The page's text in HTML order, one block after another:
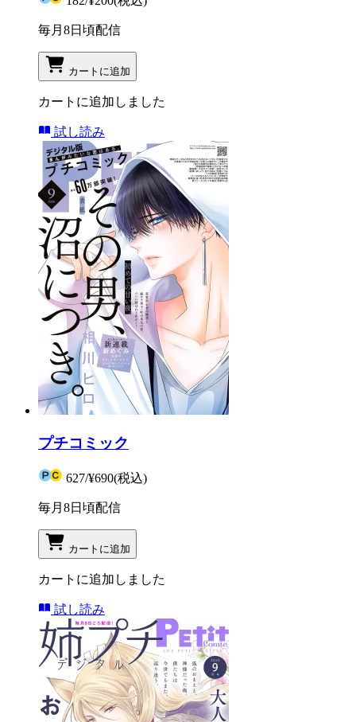
毎月8日頃配信
カートに追加
カートに追加しました
試し読み
プチコミック
627/¥690(税込)
毎月8日頃配信
カートに追加
カートに追加しました
試し読み